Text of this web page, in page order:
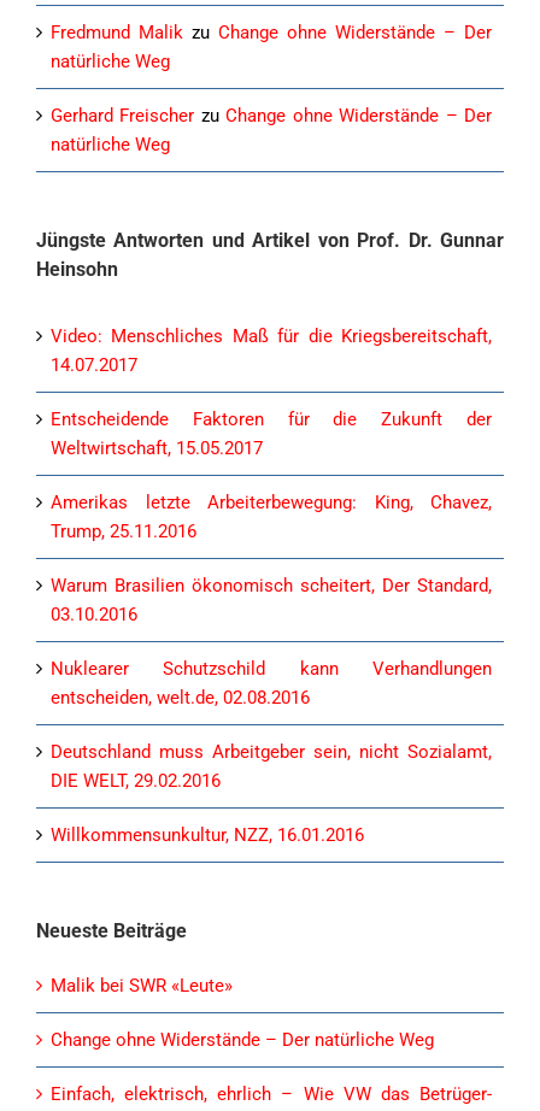
Fredmund Malik zu Change ohne Widerstände – Der
natürliche Weg
Gerhard Freischer zuChange ohne Widerstände – Der
natürliche Weg
Jüngste Antworten und Artikel von Prof. Dr. Gunnar
Heinsohn
Video: Menschliches Maß für die Kriegsbereitschaft,
14.07.2017
Entscheidende Faktoren für die Zukunft der
Weltwirtschaft, 15.05.2017
Amerikas letzte Arbeiterbewegung: King, Chavez,
Trump, 25.11.2016
Warum Brasilien ökonomisch scheitert, Der Standard,
03.10.2016
Nuklearer Schutzschild kann Verhandlungen
entscheiden, welt.de, 02.08.2016
Deutschland muss Arbeitgeber sein, nicht Sozialamt,
DIE WELT, 29.02.2016
Willkommensunkultur, NZZ, 16.01.2016
Neueste Beiträge
Malik bei SWR «Leute»
Change ohne Widerstände – Der natürliche Weg
Einfach, elektrisch, ehrlich – Wie VW das Betrüger-